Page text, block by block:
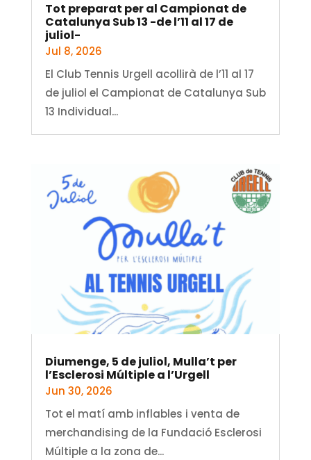
Tot preparat per al Campionat de
Catalunya Sub 13 -de l’11 al 17 de
juliol-
Jul 8, 2026
El Club Tennis Urgell acollirà de l’11 al 17
de juliol el Campionat de Catalunya Sub
13 Individual...
Diumenge, 5 de juliol, Mulla’t per
l’Esclerosi Múltiple a l’Urgell
Jun 30, 2026
Tot el matí amb inflables i venta de
merchandising de la Fundació Esclerosi
Múltiple a la zona de...